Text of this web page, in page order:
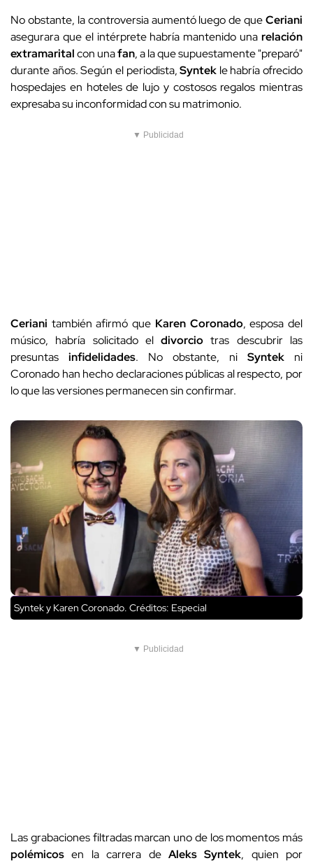
No obstante, la controversia aumentó luego de queCeriani
asegurara que el intérprete habría mantenido una relación
extramaritalcon unafan, a la que supuestamente "preparó"
durante años. Según el periodista,Syntek le habría ofrecido
hospedajes en hoteles de lujo y costosos regalos mientras
expresaba su inconformidad con su matrimonio.
▼ Publicidad
Ceriani también afirmó que Karen Coronado, esposa del
músico, habría solicitado eldivorcio tras descubrir las
presuntas infidelidades. No obstante, ni Syntek ni
Coronado han hecho declaraciones públicas al respecto, por
lo que las versiones permanecen sin confirmar.
Syntek y Karen Coronado. Créditos: Especial
▼ Publicidad
Las grabaciones filtradas marcan uno de los momentos más
polémicos en la carrera de Aleks Syntek, quien por